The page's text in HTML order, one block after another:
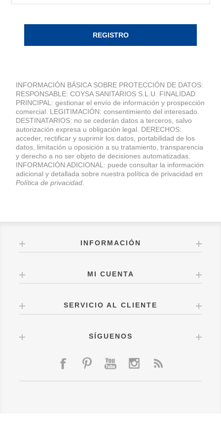
REGISTRO
INFORMACIÓN BÁSICA SOBRE PROTECCIÓN DE DATOS:
RESPONSABLE: COYSA SANITARIOS S.L.U. FINALIDAD
PRINCIPAL: gestionar el envío de información y prospección
comercial. LEGITIMACIÓN: consentimiento del interesado.
DESTINATARIOS: no se cederán datos a terceros, salvo
autorización expresa u obligación legal. DERECHOS:
acceder, rectificar y suprimir los datos, portabilidad de los
datos, limitación u oposición a su tratamiento, transparencia
y derecho a no ser objeto de decisiones automatizadas.
INFORMACIÓN ADICIONAL: puede consultar la información
adicional y detallada sobre nuestra política de privacidad en
Política de privacidad
INFORMACIÓN
MI CUENTA
SERVICIO AL CLIENTE
SÍGUENOS